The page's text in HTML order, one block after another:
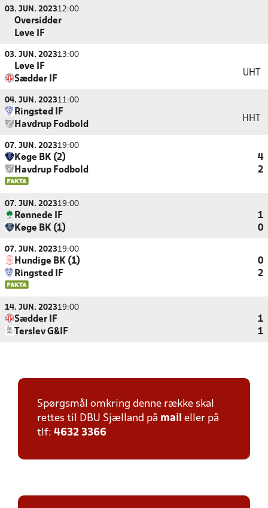
03. JUN. 202312:00
Oversidder
Løve IF
03. JUN. 202313:00
Løve IF
Sædder IF
UHT
04. JUN. 202311:00
Ringsted IF
Havdrup Fodbold
HHT
07. JUN. 202319:00
Køge BK (2)
4
Havdrup Fodbold
2
07. JUN. 202319:00
Rønnede IF
1
Køge BK (1)
0
07. JUN. 202319:00
Hundige BK (1)
0
Ringsted IF
2
14. JUN. 202319:00
Sædder IF
1
Terslev G&IF
1
Spørgsmål omkring denne række skal
rettes til DBU Sjælland på mail eller på
tlf: 4632 3366